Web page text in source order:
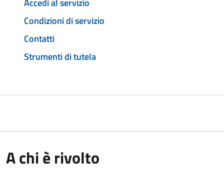
Accedi al servizio
Condizioni di servizio
Contatti
Strumenti di tutela
A chi è rivolto